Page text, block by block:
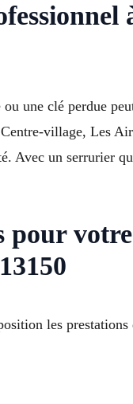
ou une clé perdue
village, Les
Avec un serrurier
pour
les